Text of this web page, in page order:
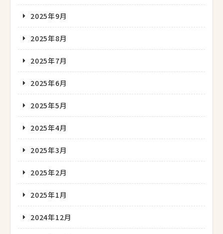
2025年9月
2025年8月
2025年7月
2025年6月
2025年5月
2025年4月
2025年3月
2025年2月
2025年1月
2024年12月